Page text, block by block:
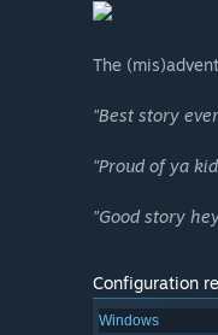
The
"Best story
"Proud of ya
"Good story
Configuration
Windows